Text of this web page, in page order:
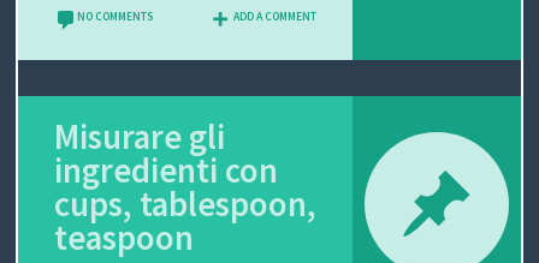
NO COMMENTS ADD A COMMENT
Misurare gli
ingredienti con
cups, tablespoon,
teaspoon